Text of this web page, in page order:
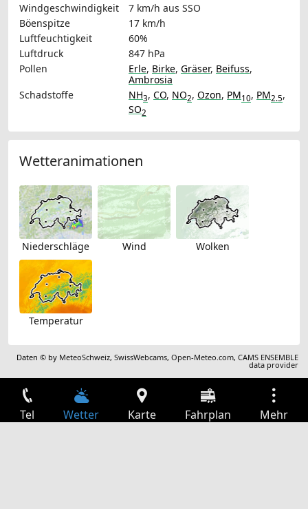
Windgeschwindigkeit
7 km/h aus SSO
Böenspitze
17 km/h
Luftfeuchtigkeit
60%
Luftdruck
847 hPa
Pollen
Erle, Birke, Gräser, Beifuss,
Ambrosia
Schadstoffe
NH3, CO, NO2, Ozon, PM10, PM2.5,
SO2
Wetteranimationen
Niederschläge Wind Wolken
Temperatur
Daten © by MeteoSchweiz,SwissWebcams,Open-Meteo.com,CAMS ENSEMBLE
data provider
Tel Wetter Karte Fahrplan Mehr